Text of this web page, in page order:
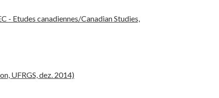
- Etudes canadiennes/Canadian Studies,
UFRGS, dez. 2014)